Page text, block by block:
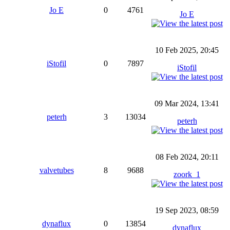
Jo E 0 4761
Jo E
iStofil 0 7897
10 Feb 2025, 20:45
iStofil
peterh 3 13034
09 Mar 2024, 13:41
peterh
valvetubes 8 9688
08 Feb 2024, 20:11
zoork_1
dynaflux 0 13854
19 Sep 2023, 08:59
dynaflux